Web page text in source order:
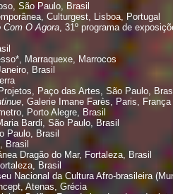
São Paulo, Brasil
Culturgest, Lisboa, Portugal
Com O Agora, 31º programa de
Marraquexe, Marrocos
Brasil
Paço das Artes, São Paulo,
, Galerie Imane Farès, Paris, França
Porto Alegre, Brasil
Bardi, São Paulo, Brasil
Paulo, Brasil
Brasil
Dragão do Mar, Fortaleza, Brasil
Brasil
Nacional da Cultura Afro-brasileira
Atenas, Grécia